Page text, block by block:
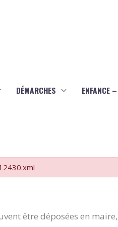
DÉMARCHES ENFANCE
être déposées en